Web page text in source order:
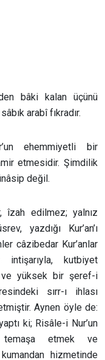
bâki kalan üçünü
arabî fıkradır.
ehemmiyetli bir
etmesidir. Şimdilik
değil.
îzah edilmez; yalnız
yazdığı Kur’an’ı
câzibedar Kur’anlar
kutbiyet
yüksek bir şeref-i
sırr-ı ihlası
Aynen öyle de:
ki; Risâle-i Nur’un
temaşa etmek ve
hizmetinde